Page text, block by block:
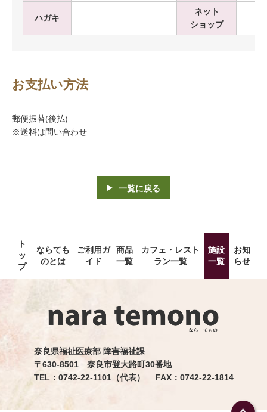
ハガキ
ネット
ショップ
お支払い方法
郵便振替(後払)
※送料は問い合わせ
一覧に戻る
ト
ッ
プ
ならても
のとは
ご利用ガ
イド
商品
一覧
カフェ・レスト
ラン一覧
施設
一覧
お知
らせ
奈良県福祉医療部 障害福祉課
〒630-8501 奈良市登大路町30番地
TEL：0742-22-1101（代表） FAX：0742-22-1814